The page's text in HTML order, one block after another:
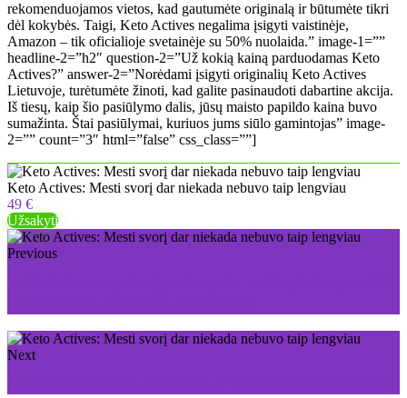
rekomenduojamos vietos, kad gautumėte originalą ir būtumėte tikri
dėl kokybės. Taigi, Keto Actives negalima įsigyti vaistinėje,
Amazon – tik oficialioje svetainėje su 50% nuolaida.” image-1=””
headline-2=”h2″ question-2=”Už kokią kainą parduodamas Keto
Actives?” answer-2=”Norėdami įsigyti originalių Keto Actives
Lietuvoje, turėtumėte žinoti, kad galite pasinaudoti dabartine akcija.
Iš tiesų, kaip šio pasiūlymo dalis, jūsų maisto papildo kaina buvo
sumažinta. Štai pasiūlymai, kuriuos jums siūlo gamintojas” image-
2=”” count=”3″ html=”false” css_class=””]
Keto Actives: Mesti svorį dar niekada nebuvo taip lengviau
49 €
Užsakyti
Previous
Next